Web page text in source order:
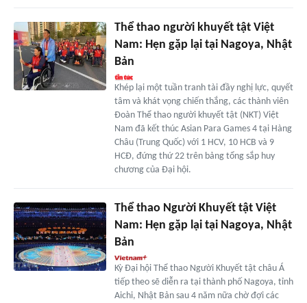
Thể thao người khuyết tật Việt
Nam: Hẹn gặp lại tại Nagoya, Nhật
Bản
Khép lại một tuần tranh tài đầy nghị lực, quyết
tâm và khát vọng chiến thắng, các thành viên
Đoàn Thể thao người khuyết tật (NKT) Việt
Nam đã kết thúc Asian Para Games 4 tại Hàng
Châu (Trung Quốc) với 1 HCV, 10 HCB và 9
HCĐ, đứng thứ 22 trên bảng tổng sắp huy
chương của Đại hội.
Thể thao Người Khuyết tật Việt
Nam: Hẹn gặp lại tại Nagoya, Nhật
Bản
Kỳ Đại hội Thể thao Người Khuyết tật châu Á
tiếp theo sẽ diễn ra tại thành phố Nagoya, tỉnh
Aichi, Nhật Bản sau 4 năm nữa chờ đợi các